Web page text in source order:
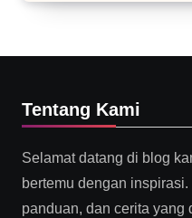
Tentang Kami
Selamat datang di blog
bertemu dengan
panduan, dan cerita yang